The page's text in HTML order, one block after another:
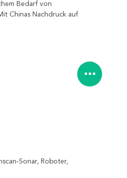
Bedarf von
Chinas Nachdruck auf
Sonar, Roboter,